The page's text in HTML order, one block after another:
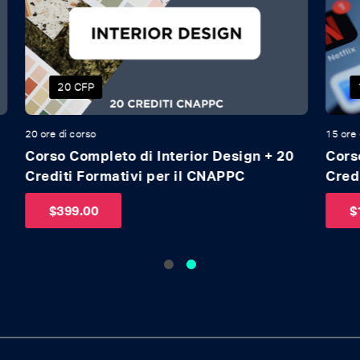
15 CFP
15 ore di corso
Corso Marketing per l'Architettura + 15
Crediti Formativi per il CNAPPC
$199.00
12